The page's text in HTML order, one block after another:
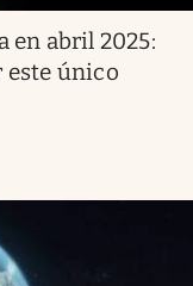
en abril 2025:
este único